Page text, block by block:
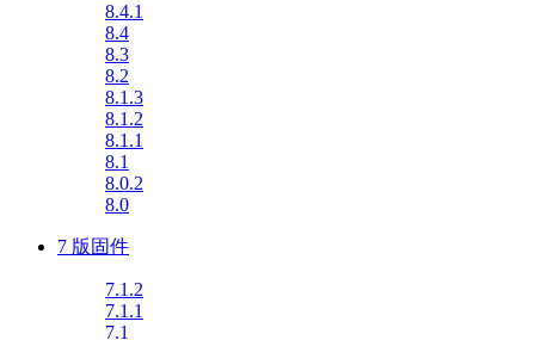
8.4.1
8.4
8.3
8.2
8.1.3
8.1.2
8.1.1
8.1
8.0.2
8.0
7 版固件
7.1.2
7.1.1
7.1